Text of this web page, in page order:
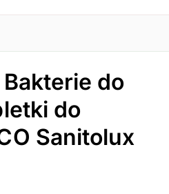
do
do
Sanitolux